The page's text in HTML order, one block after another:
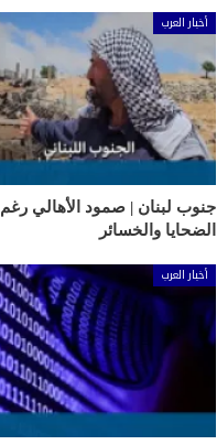
أخبار العرب
جنوب لبنان | صمود الأهالي رغم
الضحايا والخسائر
أخبار العرب